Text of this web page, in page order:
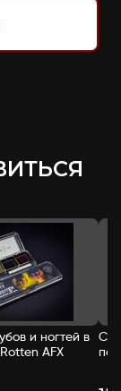
и ногтей в
AFX